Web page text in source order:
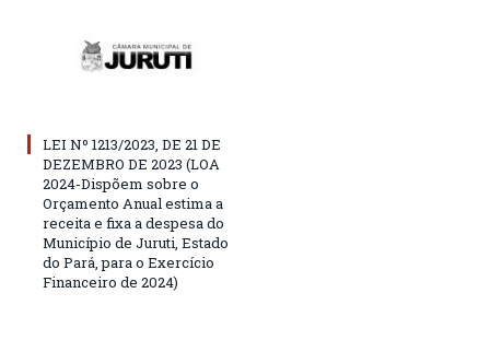
LEI Nº 1213/2023, DE 21 DE
DEZEMBRO DE 2023 (LOA
2024-Dispõem sobre o
Orçamento Anual estima a
receita e fixa a despesa do
Município de Juruti, Estado
do Pará, para o Exercício
Financeiro de 2024)